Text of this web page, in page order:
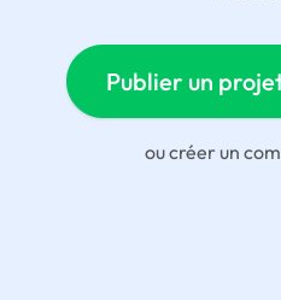
Publier un
oucréer un